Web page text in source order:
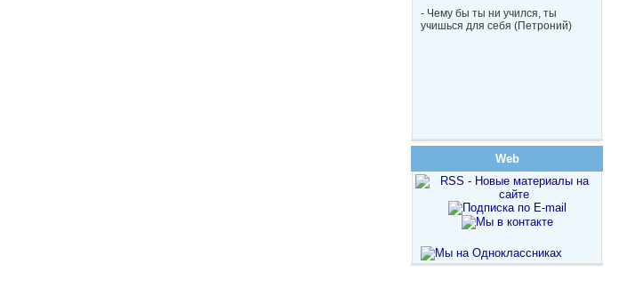
- Чему бы ты ни учился, ты
учишься для себя (Петроний)
Web